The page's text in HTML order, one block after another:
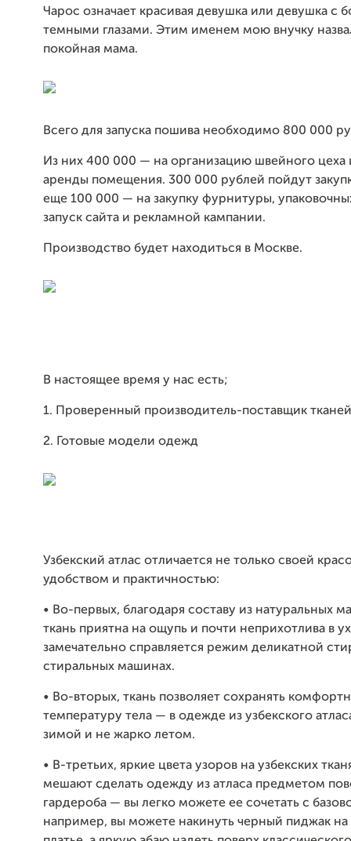
Чарос означает красивая девушка или девушка с
темными глазами. Этим именем мою внучку
покойная мама.
Всего для запуска пошива необходимо 800 000
Из них 400 000 — на организацию швейного цеха
аренды помещения. 300 000 рублей пойдут
еще 100 000 — на закупку фурнитуры,
запуск сайта и рекламной кампании.
Производство будет находиться в Москве.
В настоящее время у нас есть;
1. Проверенный производитель-поставщик
2. Готовые модели одежд
Узбекский атлас отличается не только своей
удобством и практичностью:
• Во-первых, благодаря составу из натуральных
ткань приятна на ощупь и почти неприхотлива в
замечательно справляется режим деликатной
стиральных машинах.
• Во-вторых, ткань позволяет сохранять
температуру тела — в одежде из узбекского
зимой и не жарко летом.
• В-третьих, яркие цвета узоров на узбекских
мешают сделать одежду из атласа предметом
гардероба — вы легко можете ее сочетать с
например, вы можете накинуть черный пиджак на